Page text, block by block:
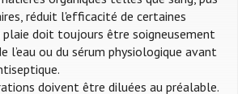
réduit l'efficacité de certaines
plaie doit toujours être soigneusement
l’eau ou du sérum physiologique avant
doivent être diluées au préalable.